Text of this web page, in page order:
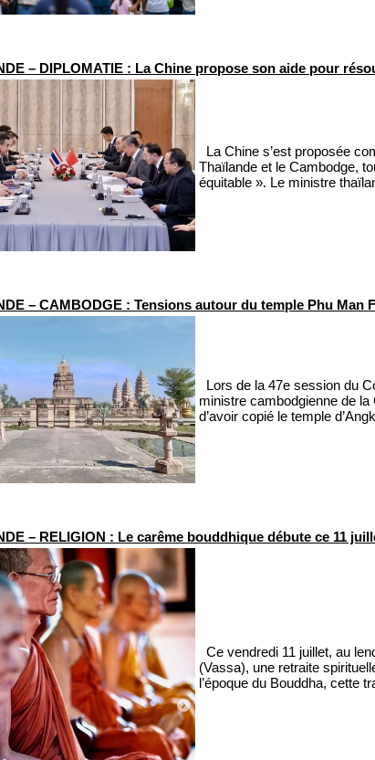
– DIPLOMATIE : La Chine propose son aide pour
La Chine s’est proposée
Thaïlande et le Cambodge,
équitable ». Le ministre
– CAMBODGE : Tensions autour du temple Phu Man
Lors de la 47e session du
ministre cambodgienne de
d’avoir copié le temple
– RELIGION : Le carême bouddhique débute ce 11
Ce vendredi 11 juillet, au
(Vassa), une retraite
l’époque du Bouddha, cette